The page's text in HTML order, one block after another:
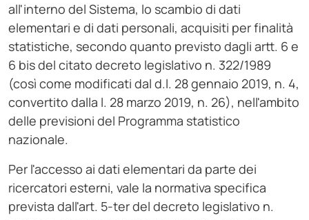
all'interno del Sistema, lo scambio di dati
elementari e di dati personali, acquisiti per finalità
statistiche, secondo quanto previsto dagli artt. 6 e
6 bis del citato decreto legislativo n. 322/1989
(così come modificati dal d.l. 28 gennaio 2019, n. 4,
convertito dalla l. 28 marzo 2019, n. 26), nell'ambito
delle previsioni del Programma statistico
nazionale.
Per l'accesso ai dati elementari da parte dei
ricercatori esterni, vale la normativa specifica
prevista dall'art. 5-ter del decreto legislativo n.